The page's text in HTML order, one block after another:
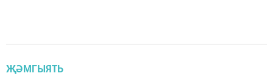
ҖӘМГЫЯТЬ